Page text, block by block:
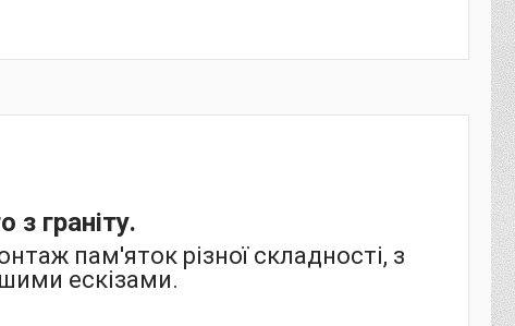
граніту.
пам'яток різної складності, з
ескізами.